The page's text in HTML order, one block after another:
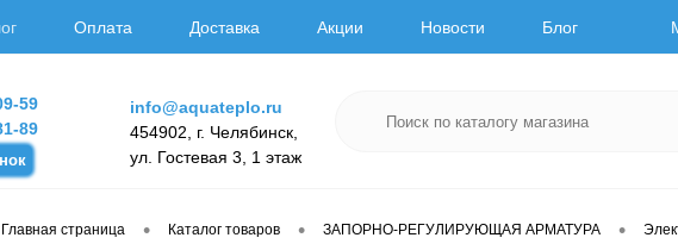
Оплата Доставка Акции Новости Блог
59
89
info@aquateplo.ru
454902, г. Челябинск,
ул. Гостевая 3, 1 этаж
Главная страница • Каталог товаров • ЗАПОРНО-РЕГУЛИРУЮЩАЯ АРМАТУРА •